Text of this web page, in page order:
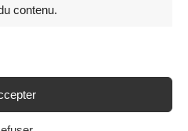
contenu.
légales